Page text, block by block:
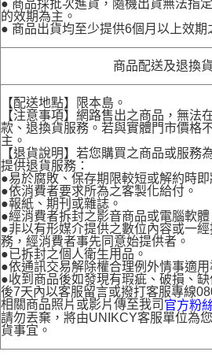
● 商品採批次進貨，隨機出貨無法指
的效期為主。
● 商品出貨均至少提供6個月以上效期
商品配送及退換
【配送地點】限本島。
【注意事項】網路售出之商品，無法
款、退換貨服務。若與實體門市價格
主。
【退貨說明】若您購買之商品或服務
提供退貨服務：
●易於腐敗、保存期限較短或解約時即
●依消費者要求所為之客製化給付。
●報紙、期刊或雜誌。
●經消費者拆封之影音商品或電腦軟體
●非以有形媒介提供之數位內容或一
務，經消費者事先同意始提供者。
●已拆封之個人衛生用品。
●依通訊交易解除權合理例外情事適
●收到商品後如發現有瑕疵、破損、
後7天內以客服留言或撥打客服專線
相關商品照片或影片傳至我司 官方粉
請勿丟棄，將由UNIKCY客服單位為
貨事宜。